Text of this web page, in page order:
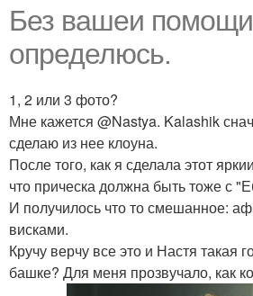
Без вашеи помощи
определюсь.
1, 2 или 3 фото?
Мне кажется @Nastya. Kalashik
сделаю из нее клоуна.
После того, как я сделала этот
что прическа должна быть тоже с
И получилось что то смешанное:
висками.
Кручу верчу все это и Настя такая
башке? Для меня прозвучало, как